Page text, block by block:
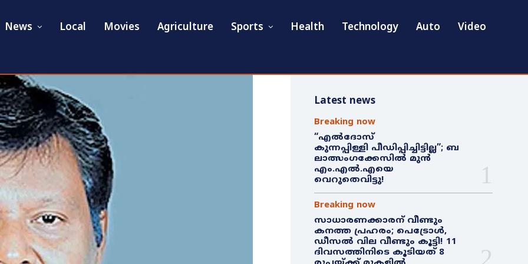
News Local Movies Agriculture Sports Health Technology Auto Video
Latest news
Breaking now
“എൽദോസ്
കുന്നപ്പിള്ളി പീഡിപ്പിച്ചിട്ടില്ല”; ബ
ലാത്സംഗക്കേസിൽ മുൻ
എം.എൽ.എയെ
വെറുതെവിട്ടു!
Breaking now
സാധാരണക്കാരന് വീണ്ടും
കനത്ത പ്രഹരം; പെട്രോൾ,
ഡീസൽ വില വീണ്ടും കൂട്ടി! 11
ദിവസത്തിനിടെ കൂടിയത് 8